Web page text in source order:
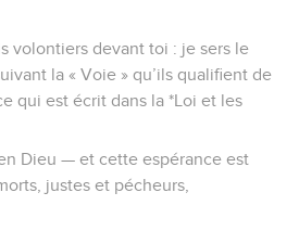
volontiers devant toi : je sers le
la « Voie » qu’ils qualifient de
qui est écrit dans la *Loi et les
Dieu — et cette espérance est
justes et pécheurs,